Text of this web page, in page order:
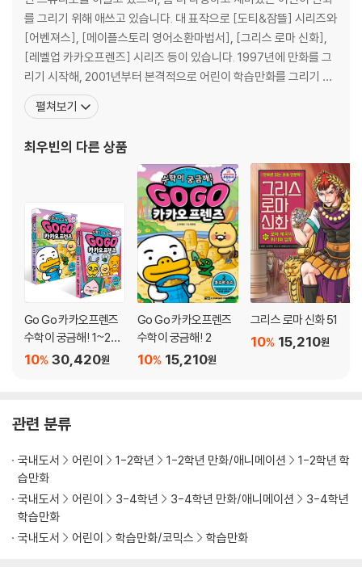
를 그리기 위해 애쓰고 있습니다. 대 표작으로 [도티&잠뜰] 시리즈와
[어벤져스], [메이플스토리 영어소환마법서], [그리스 로마 신화],
[레벨업 카카오프렌즈] 시리즈 등이 있습니다. 1997년에 만화를 그
리기 시작해, 2001년부터 본격적으로 어린이 학습만화를 그리기 시
작했습니다. 지금은 빈 스튜디오를 이끌고 있으며, 좀 더 다양하고 재
미있는 어린이 만화를 그리기 위해 애쓰고 있습니다. 그린 책으로는
즈, 『서울대 선정 인문고전 법의 정신
펼쳐보기
최우빈의 다른 상품
Go Go 카카오프렌즈
수학이 궁금해! 1~2권
세트 30,420원
10%
Go Go 카카오프렌즈
수학이 궁금해! 2
15,210원
10%
그리스 로마 신화 51
15,210원
10%
관련 분류
국내도서 어린이 1-2학년 1-2학년 만화/애니메이션
1-2학년 학
습만화
국내도서
어린이 3-4학년 3-4학년 만화/애니메이션
3-4학년
학습만화
국내도서
어린이 학습만화/코믹스 학습만화